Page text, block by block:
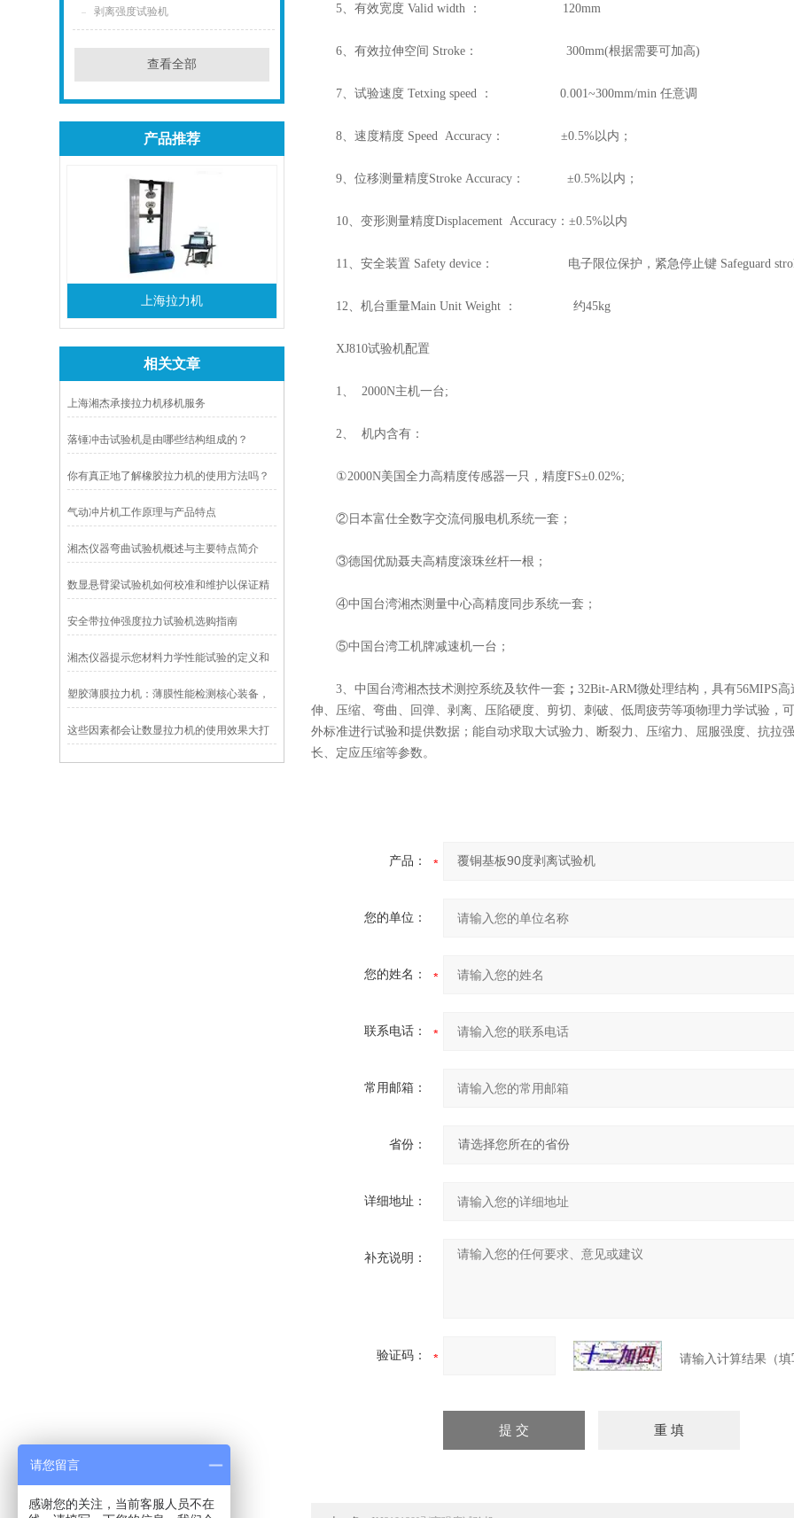
剥离强度试验机
查看全部
产品推荐
上海拉力机
相关文章
上海湘杰承接拉力机移机服务
落锤冲击试验机是由哪些结构组成的？
你有真正地了解橡胶拉力机的使用方法吗？
气动冲片机工作原理与产品特点
湘杰仪器弯曲试验机概述与主要特点简介
数显悬臂梁试验机如何校准和维护以保证精
安全带拉伸强度拉力试验机选购指南
湘杰仪器提示您材料力学性能试验的定义和
塑胶薄膜拉力机：薄膜性能检测核心装备，
这些因素都会让数显拉力机的使用效果大打
5、有效宽度 Valid width ： 120mm
6、有效拉伸空间 Stroke： 300mm(根据需要可加高)
7、试验速度 Tetxing speed ： 0.001~300mm/min 任意调
8、速度精度 Speed Accuracy： ±0.5%以内；
9、位移测量精度Stroke Accuracy： ±0.5%以内；
10、变形测量精度Displacement Accuracy：±0.5%以内
11、安全装置 Safety device： 电子限位保护，紧急停止键 Safeguard
12、机台重量Main Unit Weight ： 约45kg
XJ810试验机配置
1、 2000N主机一台;
2、 机内含有：
①2000N美国全力高精度传感器一只，精度FS±0.02%;
②日本富仕全数字交流伺服电机系统一套；
③德国优励聂夫高精度滚珠丝杆一根；
④中国台湾湘杰测量中心高精度同步系统一套；
⑤中国台湾工机牌减速机一台；
3、中国台湾湘杰技术测控系统及软件一套 ；32Bit-ARM微处理结构，具有56MIPS
伸、压缩、弯曲、回弹、剥离、压陷硬度、剪切、刺破、低周疲劳等项物理力学试验，
外标准进行试验和提供数据；能自动求取大试验力、断裂力、压缩力、屈服强度、抗拉
长、定应压缩等参数。
产品：
您的单位：
您的姓名：
联系电话：
常用邮箱：
省份：
详细地址：
补充说明：
验证码： 请输入计算结果（
请您留言
感谢您的关注，当前客服人员不在